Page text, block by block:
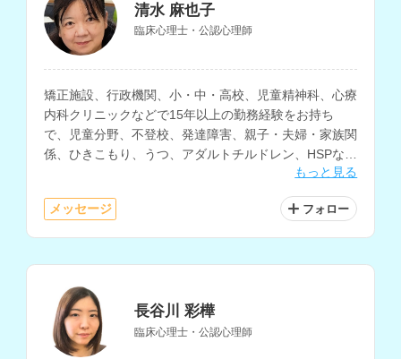
清水 麻也子
臨床心理士・公認心理師
矯正施設、行政機関、小・中・高校、児童精神科、心療
内科クリニックなどで15年以上の勤務経験をお持ち
で、児童分野、不登校、発達障害、親子・夫婦・家族関
係、ひきこもり、うつ、アダルトチルドレン、HSPなど
の相談に対応されているカウンセラーさんです。もっと見る
メッセージ フォロー
長谷川 彩樺
臨床心理士・公認心理師